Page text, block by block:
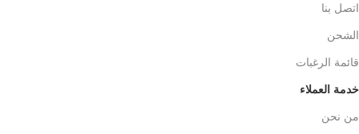
اتصل بنا
الشحن
قائمة الرغبات
خدمة العملاء
من نحن